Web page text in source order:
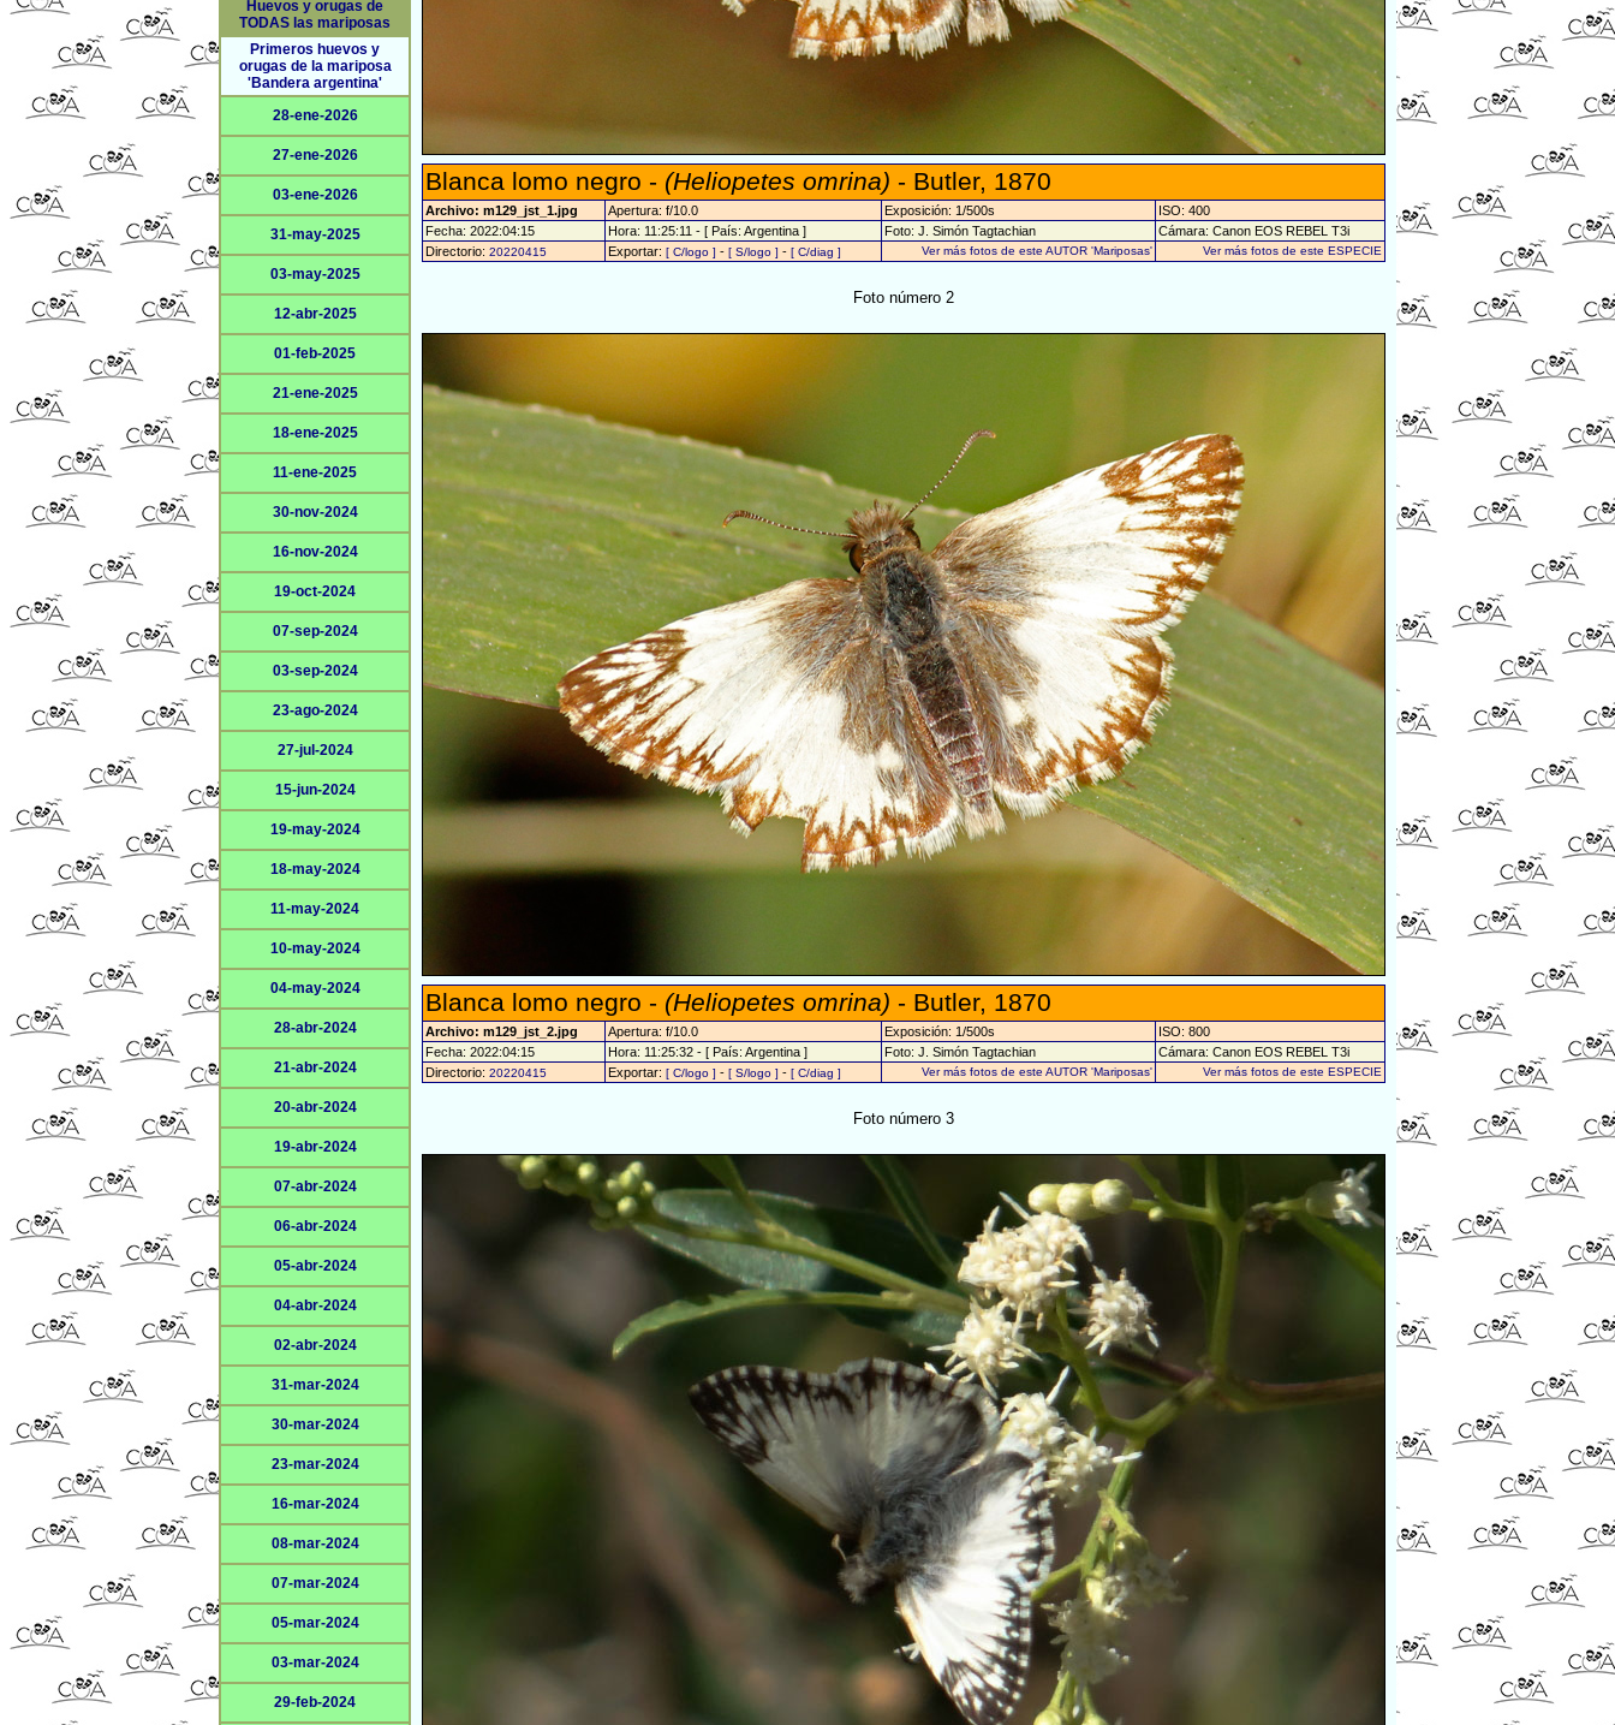
Huevos y orugas de
TODAS las mariposas
Primeros huevos y
orugas de la mariposa
'Bandera argentina'
28-ene-2026
27-ene-2026
03-ene-2026
31-may-2025
03-may-2025
12-abr-2025
01-feb-2025
21-ene-2025
18-ene-2025
11-ene-2025
30-nov-2024
16-nov-2024
19-oct-2024
07-sep-2024
03-sep-2024
23-ago-2024
27-jul-2024
15-jun-2024
19-may-2024
18-may-2024
11-may-2024
10-may-2024
04-may-2024
28-abr-2024
21-abr-2024
20-abr-2024
19-abr-2024
07-abr-2024
06-abr-2024
05-abr-2024
04-abr-2024
02-abr-2024
31-mar-2024
30-mar-2024
23-mar-2024
16-mar-2024
08-mar-2024
07-mar-2024
05-mar-2024
03-mar-2024
29-feb-2024
Blanca lomo negro - (Heliopetes omrina) - Butler, 1870
Archivo: m129_jst_1.jpg Apertura: f/10.0 Exposición: 1/500s
ISO: 400
Fecha: 2022:04:15
Hora: 11:25:11 - [ País: Argentina ] Foto: J. Simón Tagtachian
Cámara: Canon EOS REBEL T3i
Directorio: 20220415 Exportar: [ C/logo ] - [ S/logo ] - [ C/diag ] Ver más fotos de este AUTOR 'Mariposas' Ver más fotos de este ESPECIE
Foto número 2
Blanca lomo negro - (Heliopetes omrina) - Butler, 1870
Archivo: m129_jst_2.jpg Apertura: f/10.0 Exposición: 1/500s
ISO: 800
Fecha: 2022:04:15
Hora: 11:25:32 - [ País: Argentina ] Foto: J. Simón Tagtachian
Cámara: Canon EOS REBEL T3i
Directorio: 20220415 Exportar: [ C/logo ] - [ S/logo ] - [ C/diag ] Ver más fotos de este AUTOR 'Mariposas' Ver más fotos de este ESPECIE
Foto número 3